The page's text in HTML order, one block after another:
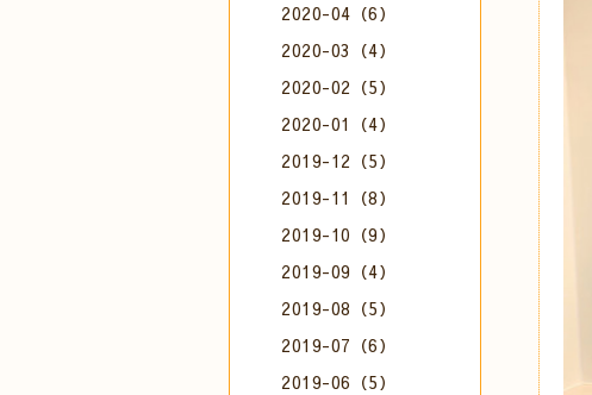
2020-04（6）
2020-03（4）
2020-02（5）
2020-01（4）
2019-12（5）
2019-11（8）
2019-10（9）
2019-09（4）
2019-08（5）
2019-07（6）
2019-06（5）